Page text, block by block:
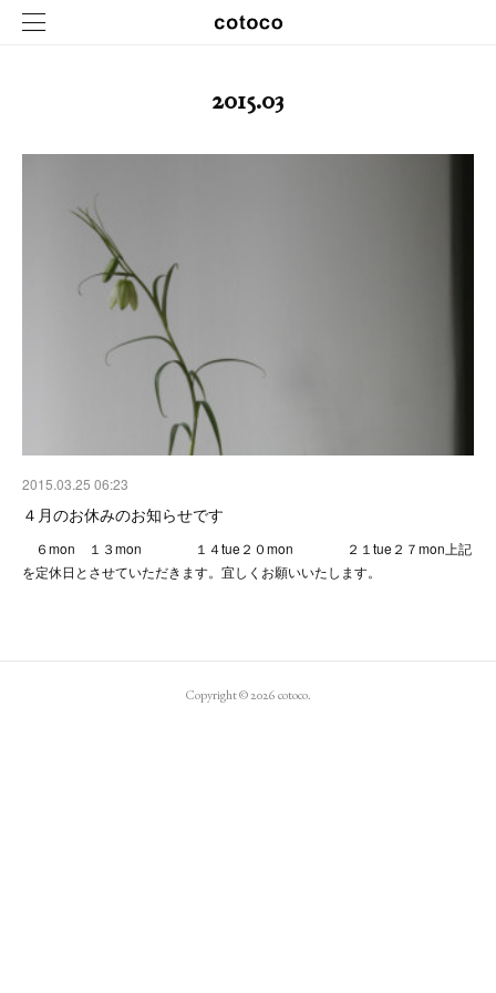
2015.03
2015.03.25 06:23
４月のお休みのお知らせです
６mon １３mon １４tue２０mon ２１tue２７mon上記
を定休日とさせていただきます。宜しくお願いいたします。
Copyright ©2026cotoco.